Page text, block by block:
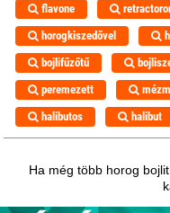
flavone
horogkiszedővel
bojlifűzőtű
peremezett
halibutos
halibut
Ha még több horog